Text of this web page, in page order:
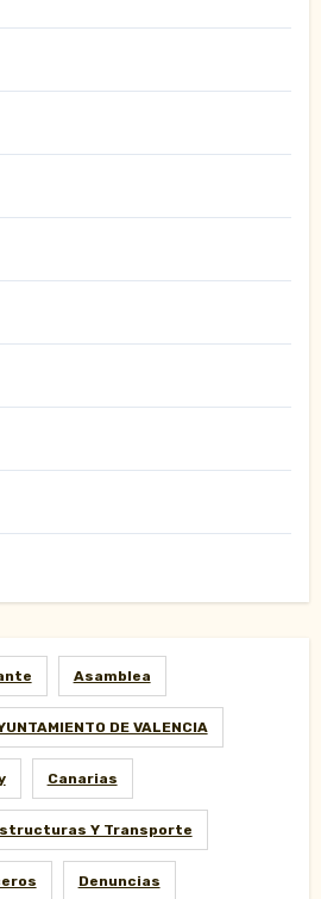
Asamblea
DE VALENCIA
Canarias
Y Transporte
Denuncias